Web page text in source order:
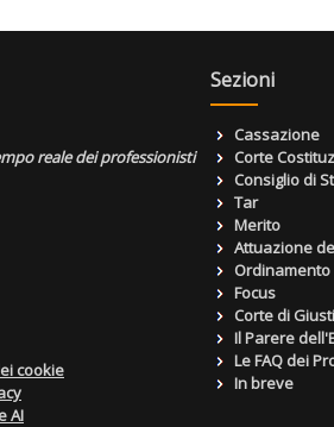
reale dei professionisti
cookie
AI
Sezioni
Cassazione
Corte
Consiglio di
Tar
Merito
Attuazione
Focus
Corte di
Il Parere
Le FAQ dei
In breve